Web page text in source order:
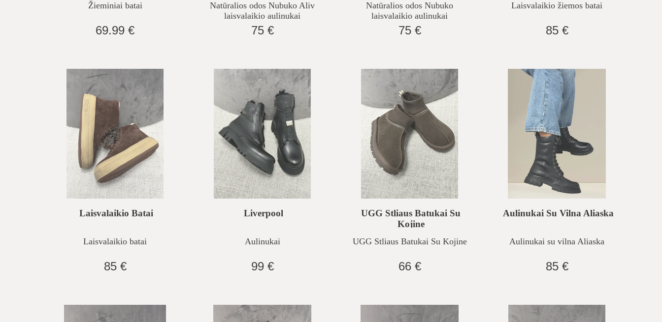
Žieminiai batai
69.99 €
Natūralios odos Nubuko Aliv
laisvalaikio aulinukai
75 €
Natūralios odos Nubuko
laisvalaikio aulinukai
75 €
Laisvalaikio žiemos batai
85 €
Laisvalaikio Batai
Laisvalaikio batai
85 €
Liverpool
Aulinukai
99 €
UGG Stliaus Batukai Su
Kojine
UGG Stliaus Batukai Su Kojine
66 €
Aulinukai Su Vilna Aliaska
Aulinukai su vilna Aliaska
85 €